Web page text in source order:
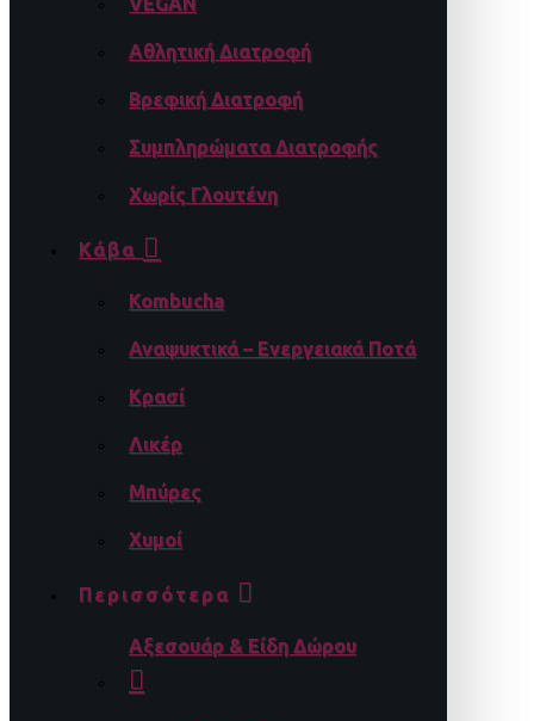
Αθλητική Διατροφή
Βρεφική Διατροφή
Συμπληρώματα Διατροφής
Χωρίς Γλουτένη
Κάβα
Kombucha
Αναψυκτικά – Ενεργειακά Ποτά
Κρασί
Λικέρ
Μπύρες
Χυμοί
Περισσότερα
Αξεσουάρ & Είδη Δώρου